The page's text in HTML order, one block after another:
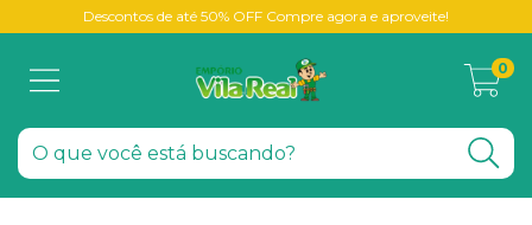
Descontos de até 50% OFF Compre agora e aproveite!
0